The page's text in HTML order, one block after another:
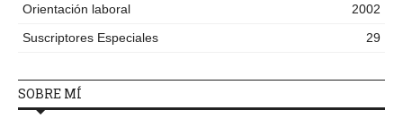
Orientación laboral
2002
Suscriptores Especiales
29
SOBRE MÍ